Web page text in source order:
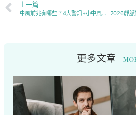
上一篇
中風前兆有哪些？4大警訊+小中風前兆一次看懂，出現這些要立刻就醫
更多文章